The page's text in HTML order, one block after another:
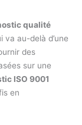
qualité
va au-delà d’une
des
sur une
ISO 9001
en